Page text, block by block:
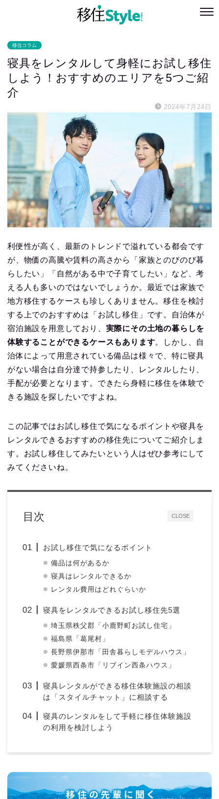
移住コラム
寝具をレンタルして身軽にお試し移住
しよう！おすすめのエリアを5つご紹
介
2024年7月24日
利便性が高く、最新のトレンドで溢れている都会です
が、物価の高騰や賃料の高さから「家族とのびのび暮
らしたい」「自然がある中で子育てしたい」など、考
える人も多いのではないでしょうか。最近では家族で
地方移住するケースも珍しくありません。移住を検討
する上でのおすすめは「お試し移住」です。自治体が
宿泊施設を用意しており、 実際にその土地の暮らしを
体験することができるケースもあります。しかし、自
治体によって用意されている備品は様々で、特に寝具
がない場合は自分達で持参したり、レンタルしたり、
手配が必要となります。できたら身軽に移住を体験で
きる施設を探したいですよね。
この記事ではお試し移住で気になるポイントや寝具を
レンタルできるおすすめの移住先についてご紹介しま
す。お試し移住してみたいという人はぜひ参考にして
みてくださいね。
CLOSE
目次
お試し移住で気になるポイント
備品は何があるか
寝具はレンタルできるか
レンタル費用はどれぐらいか
寝具をレンタルできるお試し移住先5選
埼玉県秩父郡「小鹿野町お試し住宅」
福島県「葛尾村」
長野県伊那市「田舎暮らしモデルハウス」
愛媛県西条市「リブイン西条ハウス」
寝具レンタルができる移住体験施設の相談
は「スタイルチャット」に相談する
寝具のレンタルをして手軽に移住体験施設
の利用を検討しよう